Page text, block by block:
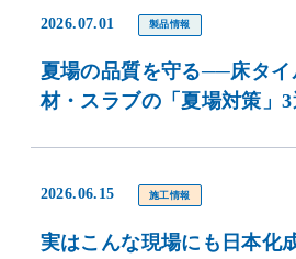
2026.07.01 製品情報
夏場の品質を守る──床タイ
材・スラブの「夏場対策」
2026.06.15 施工情報
実はこんな現場にも日本化